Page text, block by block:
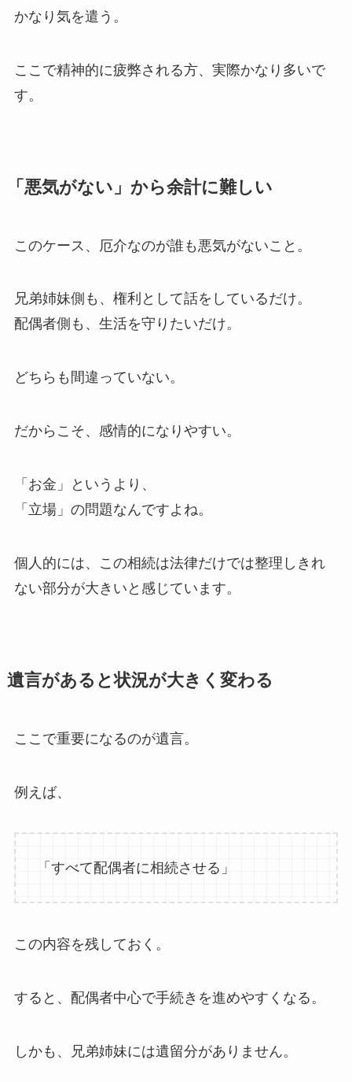
かなり気を遣う。
ここで精神的に疲弊される方、実際かなり多いで
す。
「悪気がない」から余計に難しい
このケース、厄介なのが誰も悪気がないこと。
兄弟姉妹側も、権利として話をしているだけ。
配偶者側も、生活を守りたいだけ。
どちらも間違っていない。
だからこそ、感情的になりやすい。
「お金」というより、
「立場」の問題なんですよね。
個人的には、この相続は法律だけでは整理しきれ
ない部分が大きいと感じています。
遺言があると状況が大きく変わる
ここで重要になるのが遺言。
例えば、
「すべて配偶者に相続させる」
この内容を残しておく。
すると、配偶者中心で手続きを進めやすくなる。
しかも、兄弟姉妹には遺留分がありません。